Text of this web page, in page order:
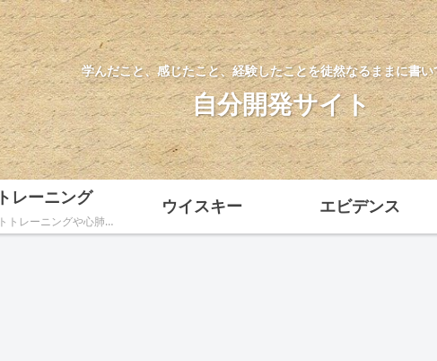
学んだこと、感じたこと、経験したことを徒然なるままに書
自分開発サイト
トレーニング
ウエイトトレーニングや心肺機能向上に向けたトレーニング方法、ダイエットなどトレーニングに関する様々な情報を科学的根拠をもとに解説
ウイスキー エビデンス